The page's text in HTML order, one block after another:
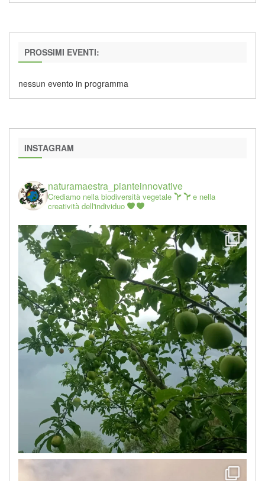
PROSSIMI EVENTI:
nessun evento in programma
INSTAGRAM
naturamaestra_pianteinnovative
Crediamo nella biodiversità vegetale
e nella
creatività dell'individuo